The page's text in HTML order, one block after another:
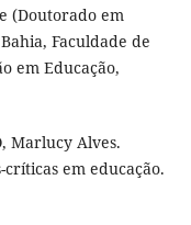
(Doutorado em
Faculdade de
em Educação,
Marlucy Alves.
críticas em educação.